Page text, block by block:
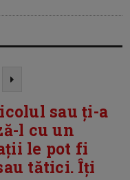
sau ți-a
l cu un
le pot fi
tătici. Îți